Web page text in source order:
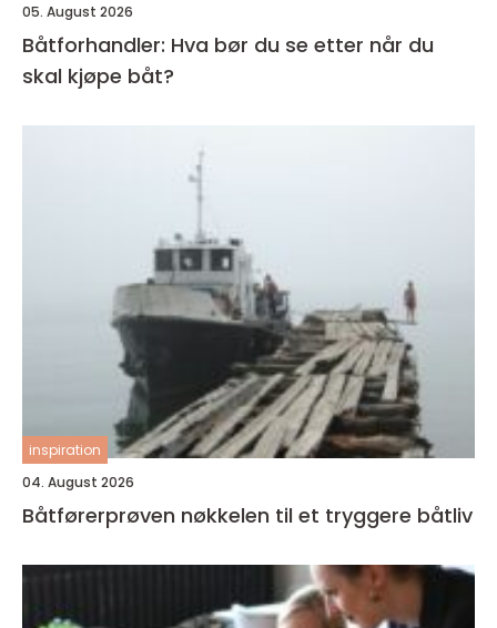
05. August 2026
Båtforhandler: Hva bør du se etter når du
skal kjøpe båt?
inspiration
04. August 2026
Båtførerprøven nøkkelen til et tryggere båtliv